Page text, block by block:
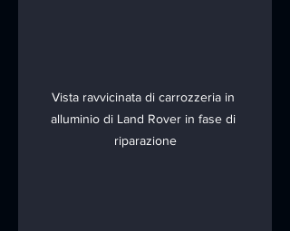
Vista ravvicinata di carrozzeria in
alluminio di Land Rover in fase di
riparazione